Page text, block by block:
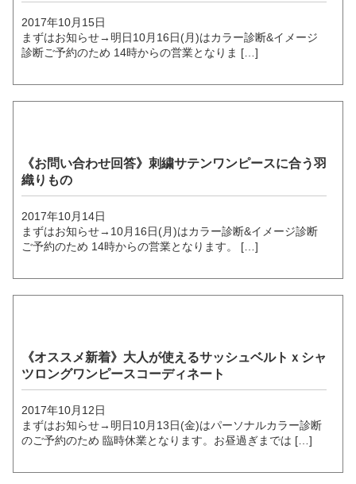
2017年10月15日
まずはお知らせ→明日10月16日(月)はカラー診断&イメージ
診断ご予約のため 14時からの営業となりま […]
《お問い合わせ回答》刺繍サテンワンピースに合う羽
織りもの
2017年10月14日
まずはお知らせ→10月16日(月)はカラー診断&イメージ診断
ご予約のため 14時からの営業となります。 […]
《オススメ新着》大人が使えるサッシュベルトｘシャ
ツロングワンピースコーディネート
2017年10月12日
まずはお知らせ→明日10月13日(金)はパーソナルカラー診断
のご予約のため 臨時休業となります。お昼過ぎまでは […]